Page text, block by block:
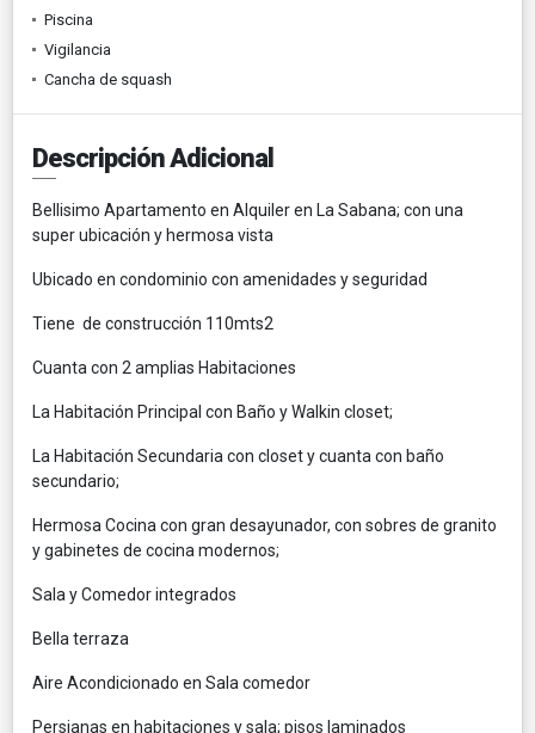
Piscina
Vigilancia
Cancha de squash
Descripción Adicional
Bellisimo Apartamento en Alquiler en La Sabana; con una
super ubicación y hermosa vista
Ubicado en condominio con amenidades y seguridad
Tiene de construcción 110mts2
Cuanta con 2 amplias Habitaciones
La Habitación Principal con Baño y Walkin closet;
La Habitación Secundaria con closet y cuanta con baño
secundario;
Hermosa Cocina con gran desayunador, con sobres de granito
y gabinetes de cocina modernos;
Sala y Comedor integrados
Bella terraza
Aire Acondicionado en Sala comedor
Persianas en habitaciones y sala; pisos laminados